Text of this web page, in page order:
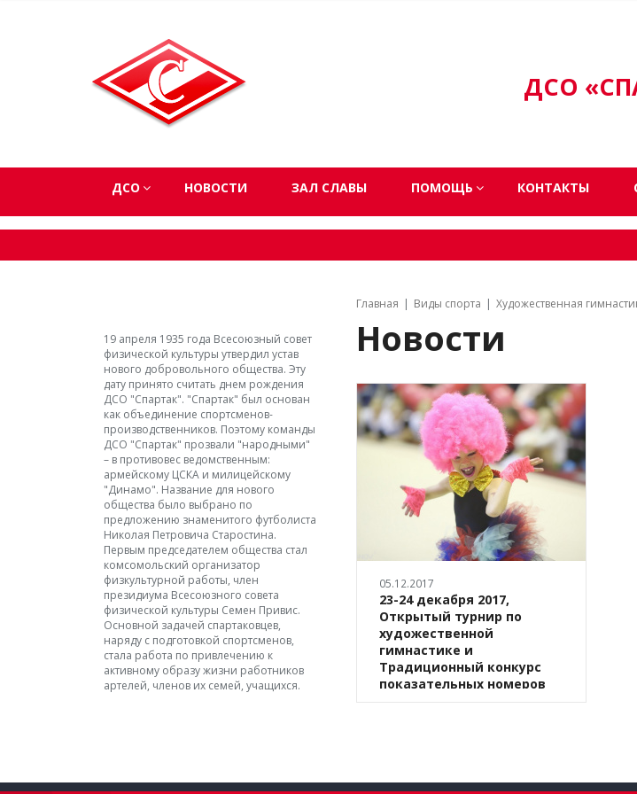
ДСО
ДСО НОВОСТИ ЗАЛ СЛАВЫ ПОМОЩЬ КОНТАКТЫ
Главная Виды спорта Художественная
Новости
05.12.2017
23-24 декабря 2017,
Открытый турнир по
художественной
гимнастике и
Традиционный конкурс
показательных номеров
Открытом турнире по
19 апреля 1935 года Всесоюзный совет
физической культуры утвердил устав
нового добровольного общества. Эту
дату принято считать днем рождения
ДСО "Спартак". "Спартак" был основан
как объединение спортсменов-
производственников. Поэтому команды
ДСО "Спартак" прозвали "народными"
– в противовес ведомственным:
армейскому ЦСКА и милицейскому
"Динамо". Название для нового
общества было выбрано по
предложению знаменитого футболиста
Николая Петровича Старостина.
Первым председателем общества стал
комсомольский организатор
физкультурной работы, член
президиума Всесоюзного совета
физической культуры Семен Привис.
Основной задачей спартаковцев,
наряду с подготовкой спортсменов,
стала работа по привлечению к
активному образу жизни работников
артелей, членов их семей, учащихся.